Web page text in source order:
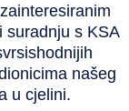
suradnju s KSA
našeg
u cjelini.